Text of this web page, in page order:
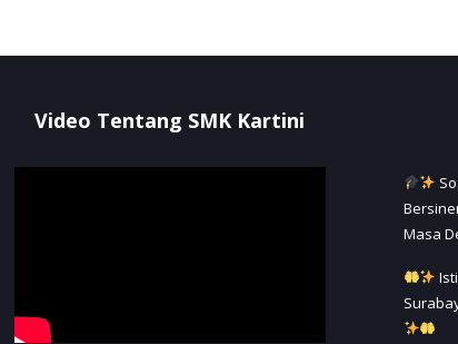
Video Tentang SMK Kartini
Masa